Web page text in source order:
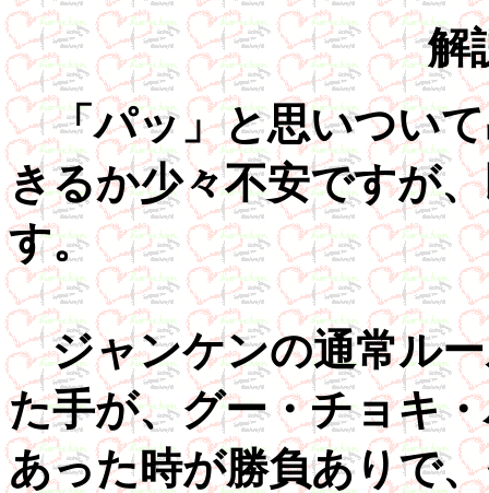
解
「パッ」と思いついて
きるか少々不安ですが
す。
ジャンケンの通常ルー
た手が、グー・チョキ
あった時が勝負ありで